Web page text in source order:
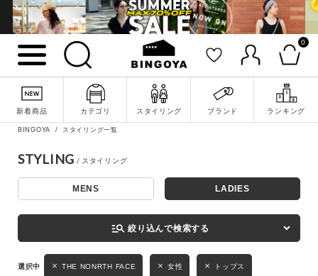
0
新着商品 カテゴリ スタイリング ブランド ランキング
詳細検索
キーワード
性別
BINGOYA スタイリング一覧
STYLING
MENS LADIES
manage_search 絞り込んで検索する
THE NONRTH FACE 女性 トップス